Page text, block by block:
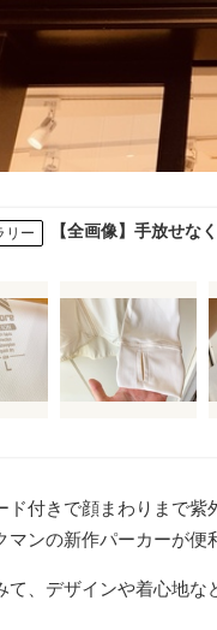
リー
【全画像】手放せな
ド付きで顔まわりまで
マンの新作パーカーが便
て、デザインや着心地な